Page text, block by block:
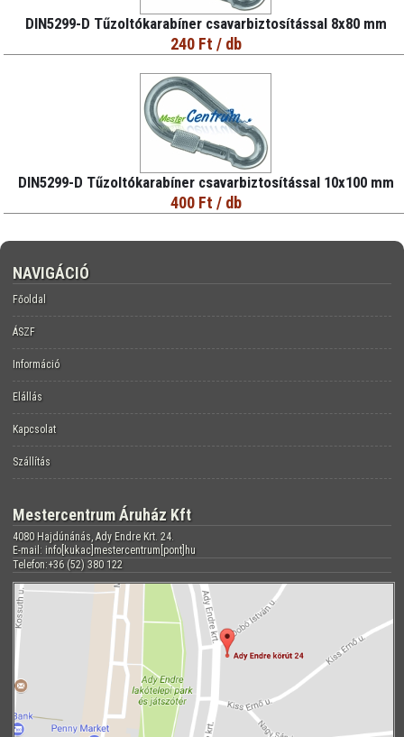
DIN5299-D Tűzoltókarabíner csavarbiztosítással 8x80 mm
240 Ft / db
DIN5299-D Tűzoltókarabíner csavarbiztosítással 10x100 mm
400 Ft / db
NAVIGÁCIÓ
Főoldal
ÁSZF
Információ
Elállás
Kapcsolat
Szállítás
Mestercentrum Áruház Kft
4080 Hajdúnánás, Ady Endre Krt. 24.
E-mail: info[kukac]mestercentrum[pont]hu
Telefon:+36 (52) 380 122